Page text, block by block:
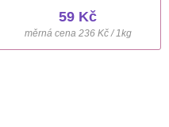
59 Kč
měrná cena 236 Kč / 1kg